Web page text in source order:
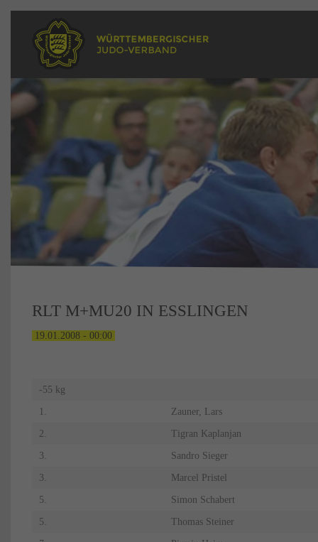
RLT M+MU20 IN ESSLINGEN
19.01.2008 - 00:00
-55 kg
1. Zauner, Lars
2. Tigran Kaplanjan
3. Sandro Sieger
3. Marcel Pristel
5. Simon Schabert
5. Thomas Steiner